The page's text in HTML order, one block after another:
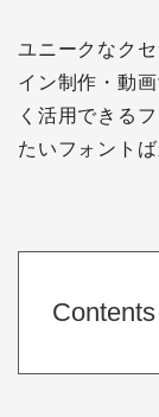
ユニークなク
イン制作・動
く活用できる
たいフォントば
Contents